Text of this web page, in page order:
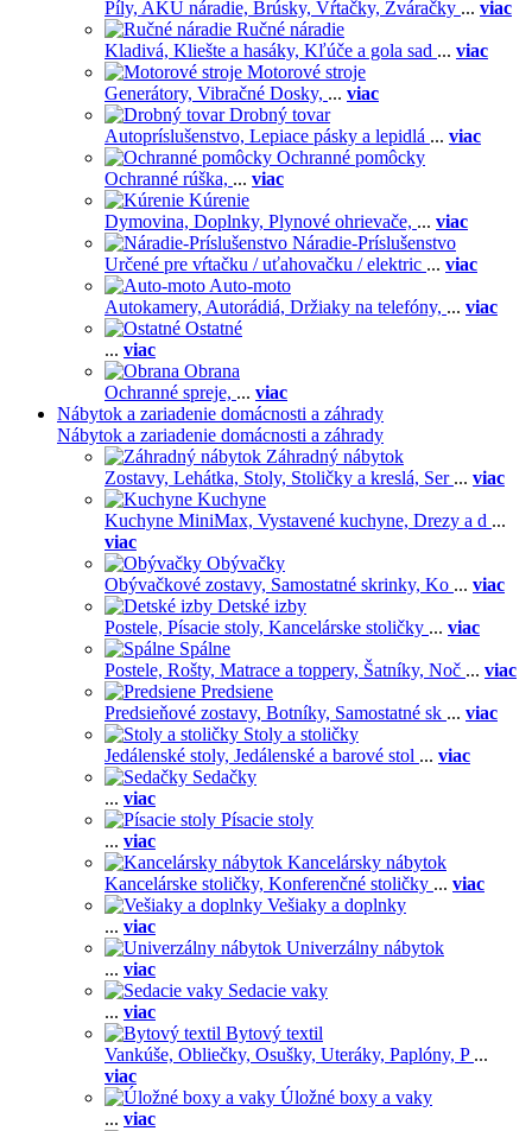
Píly, AKU náradie, Brúsky, Vŕtačky, Zváračky ... viac
Ručné náradie
Kladivá, Kliešte a hasáky, Kľúče a gola sad ... viac
Motorové stroje
Generátory, Vibračné Dosky, ... viac
Drobný tovar
Autopríslušenstvo, Lepiace pásky a lepidlá ... viac
Ochranné pomôcky
Ochranné rúška, ... viac
Kúrenie
Dymovina, Doplnky, Plynové ohrievače, ... viac
Náradie-Príslušenstvo
Určené pre vŕtačku / uťahovačku / elektric ... viac
Auto-moto
Autokamery, Autorádiá, Držiaky na telefóny, ... viac
Ostatné
... viac
Obrana
Ochranné spreje, ... viac
Nábytok a zariadenie domácnosti a záhrady
Nábytok a zariadenie domácnosti a záhrady
Záhradný nábytok
Zostavy, Lehátka, Stoly, Stoličky a kreslá, Ser ... viac
Kuchyne
Kuchyne MiniMax, Vystavené kuchyne, Drezy a d ...
viac
Obývačky
Obývačkové zostavy, Samostatné skrinky, Ko ... viac
Detské izby
Postele, Písacie stoly, Kancelárske stoličky ... viac
Spálne
Postele, Rošty, Matrace a toppery, Šatníky, Noč ... viac
Predsiene
Predsieňové zostavy, Botníky, Samostatné sk ... viac
Stoly a stoličky
Jedálenské stoly, Jedálenské a barové stol ... viac
Sedačky
... viac
Písacie stoly
... viac
Kancelársky nábytok
Kancelárske stoličky, Konferenčné stoličky ... viac
Vešiaky a doplnky
... viac
Univerzálny nábytok
... viac
Sedacie vaky
... viac
Bytový textil
Vankúše, Obliečky, Osušky, Uteráky, Paplóny, P ...
viac
Úložné boxy a vaky
... viac